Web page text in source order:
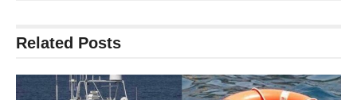
Related Posts